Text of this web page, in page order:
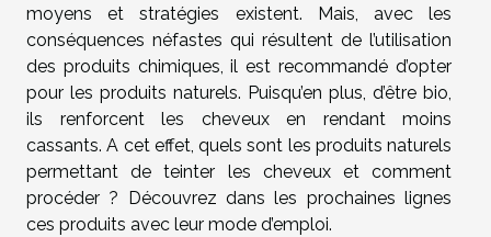
moyens et stratégies existent. Mais, avec les
conséquences néfastes qui résultent de l’utilisation
des produits chimiques, il est recommandé d’opter
pour les produits naturels. Puisqu’en plus, d’être bio,
ils renforcent les cheveux en rendant moins
cassants. A cet effet, quels sont les produits naturels
permettant de teinter les cheveux et comment
procéder ? Découvrez dans les prochaines lignes
ces produits avec leur mode d’emploi.